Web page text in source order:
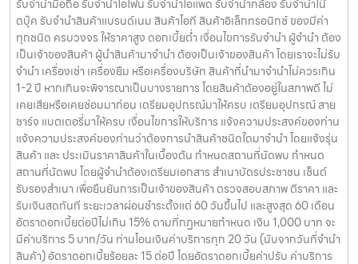
รับจำนำกระเป๋าสมุทรปราการ โรงรับจำนำ รับจำนำมือ
ถือ ไอโฟน ไอแพด กล้อง โน๊ตบุ๊ค สินค้าแบรนด์เนม ให้
ราคาสูง
รับจำนำกระเป๋าสมุทรปราการ โรงรับจำนำ รับจำนำมือถือ ไอโฟน ไอแพด
กล้อง โน๊ตบุ๊ค สินค้าแบรนด์เนม ของมีค่าทุกชนิด ครบวงจร ให้ราคาสูง รับ
จำนำกระเป๋าสมุทรปราการ ให้บริการโดย รับจํานําบางแค.com โรงรับจำนำ
รับจำนำมือถือ รับจำนำไอโฟน รับจำนำไอแพด รับจำนำกล้อง รับจำนำโน๊
ตบุ๊ค รับจำนำสินค้าแบรนด์เนม สินค้าไอที สินค้าอิเล็กทรอนิกซ์ ของมีค่า
ทุกชนิด ครบวงจร ให้ราคาสูง ดอกเบี้ยต่ำ เงื่อนไขการรับจำนำ ผู้จำนำ ต้อง
เป็นเจ้าของสินค้า ผู้นำสินค้ามาจำนำ ต้องเป็นเจ้าของสินค้า โดยเราจะไม่รับ
จำนำ เครื่องเช่า เครื่องยืม หรือเครื่องบริษัท สินค้าที่นำมาจำนำไม่ควรเกิน
1-2 ปี หากเกินจะพิจารณาเป็นบางรายการ โดยสินค้าต้องอยู่ในสภาพดี ไม่
เคยเสียหรือเคยซ่อมมาก่อน เตรียมอุปกรณ์มาให้ครบ เตรียมอุปกรณ์ สาย
ชาร์จ แบตเตอรี่มาให้ครบ เงื่อนไขการให้บริการ แจ้งความประสงค์ของท่าน